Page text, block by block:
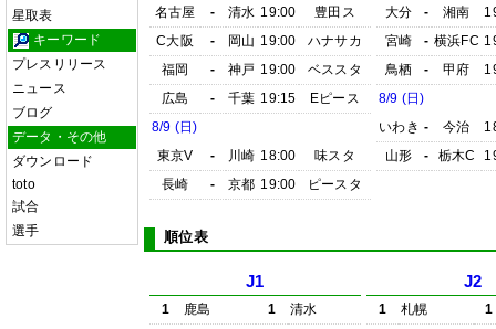
星取表
キーワード
プレスリリース
ニュース
ブログ
データ・その他
ダウンロード
toto
試合
選手
名古屋
- 清水 19:00
豊田ス
C大阪
- 岡山 19:00
ハナサカ
福岡
- 神戸 19:00
ベススタ
広島
- 千葉 19:15
Eピース
8/9 (日)
東京V
- 川崎 18:00
味スタ
長崎
- 京都 19:00 ピースタ
大分
- 湘南
宮崎
- 横浜FC
鳥栖
- 甲府
8/9 (日)
いわき - 今治
山形
- 栃木C
順位表
J1
1 鹿島 1
清水
J2
1 札幌
1